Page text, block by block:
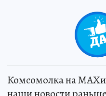
Комсомолка на